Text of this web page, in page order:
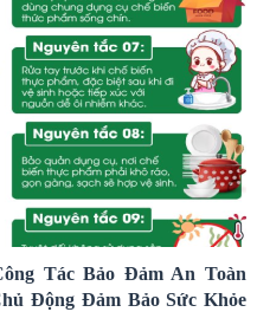
Tác Bảo Đảm An Toàn
Động Đảm Bảo Sức Khỏe